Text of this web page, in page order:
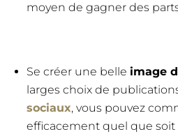
moyen de gagner des
Se créer une belle image
larges choix de
sociaux, vous pouvez
efficacement quel que soit